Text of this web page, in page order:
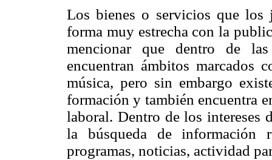
Los bienes o servicios que los
forma muy estrecha con la
mencionar que dentro de
encuentran ámbitos marcados
música, pero sin embargo
formación y también encuentra
laboral. Dentro de los intereses
la búsqueda de información
programas, noticias, actividad